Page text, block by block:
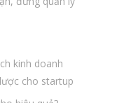
kinh doanh
cho startup